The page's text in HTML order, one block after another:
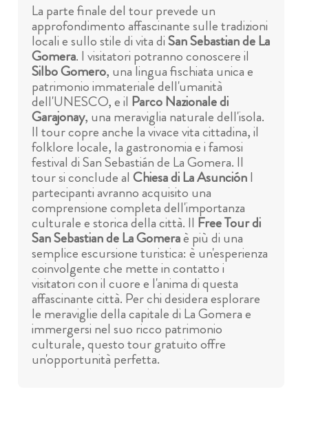
La parte finale del tour prevede un
approfondimento affascinante sulle tradizioni
locali e sullo stile di vita diSan Sebastian de La
Gomera. I visitatori potranno conoscere il
Silbo Gomero, una lingua fischiata unica e
patrimonio immateriale dell'umanità
dell'UNESCO, e il Parco Nazionale di
Garajonay, una meraviglia naturale dell'isola.
Il tour copre anche la vivace vita cittadina, il
folklore locale, la gastronomia e i famosi
festival di San Sebastián de La Gomera. Il
tour si conclude alChiesa di La AsunciónI
partecipanti avranno acquisito una
comprensione completa dell'importanza
culturale e storica della città. Il Free Tour di
San Sebastian de La Gomeraè più di una
semplice escursione turistica: è un'esperienza
coinvolgente che mette in contatto i
visitatori con il cuore e l'anima di questa
affascinante città. Per chi desidera esplorare
le meraviglie della capitale di La Gomera e
immergersi nel suo ricco patrimonio
culturale, questo tour gratuito offre
un'opportunità perfetta.